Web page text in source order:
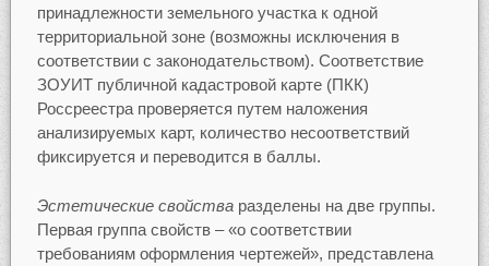
принадлежности земельного участка к одной
территориальной зоне (возможны исключения в
соответствии с законодательством). Соответствие
ЗОУИТ публичной кадастровой карте (ПКК)
Россреестра проверяется путем наложения
анализируемых карт, количество несоответствий
фиксируется и переводится в баллы.
Эстетические свойстваразделены на две группы.
Первая группа свойств – «о соответствии
требованиям оформления чертежей», представлена